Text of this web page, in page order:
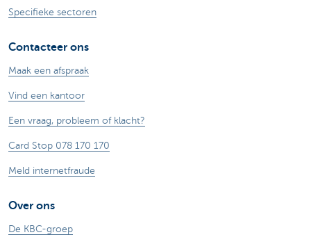
Specifieke sectoren
Contacteer ons
Maak een afspraak
Vind een kantoor
Een vraag, probleem of klacht?
Card Stop 078 170 170
Meld internetfraude
Over ons
De KBC-groep